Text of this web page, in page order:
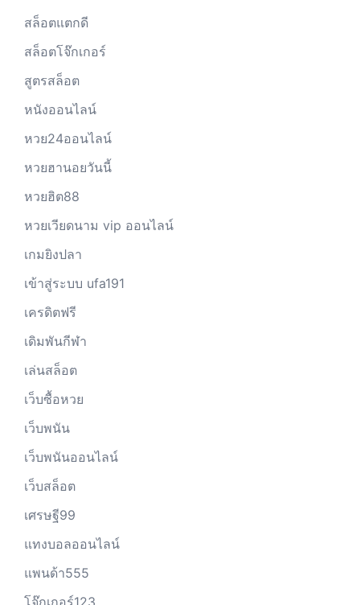
สล็อตแตกดี
สล็อตโจ๊กเกอร์
สูตรสล็อต
หนังออนไลน์
หวย24ออนไลน์
หวยฮานอยวันนี้
หวยฮิต88
หวยเวียดนาม vip ออนไลน์
เกมยิงปลา
เข้าสู่ระบบ ufa191
เครดิตฟรี
เดิมพันกีฬา
เล่นสล็อต
เว็บซื้อหวย
เว็บพนัน
เว็บพนันออนไลน์
เว็บสล็อต
เศรษฐี99
แทงบอลออนไลน์
แพนด้า555